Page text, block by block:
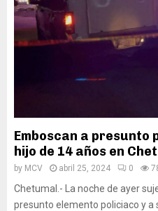
Emboscan a presunto
hijo de 14 años en
by MCV abril 25, 2024 0
Chetumal.- La noche de ayer
presunto elemento policiaco y a